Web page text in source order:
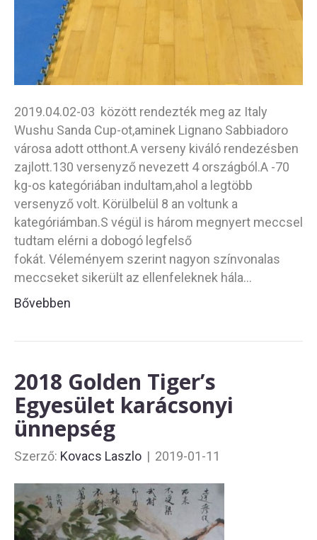
2019.04.02-03 között rendezték meg az Italy
Wushu Sanda Cup-ot,aminek Lignano Sabbiadoro
városa adott otthont.A verseny kiváló rendezésben
zajlott.130 versenyző nevezett 4 országból.A -70
kg-os kategóriában indultam,ahol a legtöbb
versenyző volt. Körülbelül 8 an voltunk a
kategóriámban.S végül is három megnyert meccsel
tudtam elérni a dobogó legfelső
fokát. Véleményem szerint nagyon színvonalas
meccseket sikerült az ellenfeleknek hála…
Bővebben
2018 Golden Tiger’s
Egyesület karácsonyi
ünnepség
Szerző: Kovacs Laszlo | 2019-01-11